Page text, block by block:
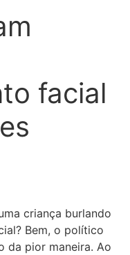
facial
criança burlando
Bem, o político
da pior maneira. Ao